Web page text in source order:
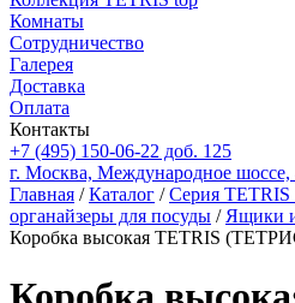
Комнаты
Сотрудничество
Галерея
Доставка
Оплата
Контакты
+7 (495) 150-06-22 доб. 125
г. Москва, Международное шоссе,
Главная /Каталог /Серия
органайзеры для посуды / Ящики
Коробка высокая TETRIS